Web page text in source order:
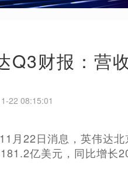
Q3财报：营
22 08:15:01
月22日消息，英伟达
亿美元，同比增长